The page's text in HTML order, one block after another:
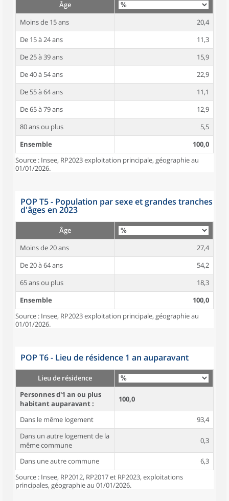
Âge
Moins de 15 ans
20,4
De 15 à 24 ans
11,3
De 25 à 39 ans
15,9
De 40 à 54 ans
22,9
De 55 à 64 ans
11,1
De 65 à 79 ans
12,9
80 ans ou plus
5,5
Ensemble
100,0
Source : Insee, RP2023 exploitation principale, géographie au
01/01/2026.
POP T5 - Population par sexe et grandes tranches
d'âges en 2023
Âge
Moins de 20 ans
27,4
De 20 à 64 ans
54,2
65 ans ou plus
18,3
Ensemble
100,0
Source : Insee, RP2023 exploitation principale, géographie au
01/01/2026.
POP T6 - Lieu de résidence 1 an auparavant
Lieu de résidence
Personnes d'1 an ou plus
habitant auparavant :
100,0
Dans le même logement
93,4
Dans un autre logement de la
même commune
0,3
Dans une autre commune
6,3
Source : Insee, RP2012, RP2017 et RP2023, exploitations
principales, géographie au 01/01/2026.